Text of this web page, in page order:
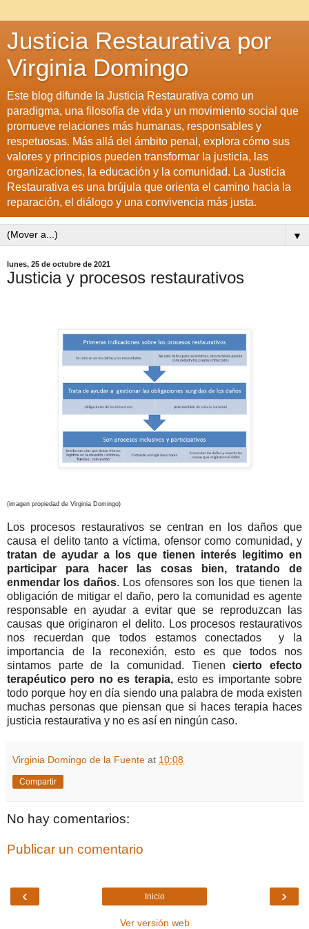
Justicia Restaurativa por
Virginia Domingo
Este blog difunde la Justicia Restaurativa como un
paradigma, una filosofía de vida y un movimiento social que
promueve relaciones más humanas, responsables y
respetuosas. Más allá del ámbito penal, explora cómo sus
valores y principios pueden transformar la justicia, las
organizaciones, la educación y la comunidad. La Justicia
Restaurativa es una brújula que orienta el camino hacia la
reparación, el diálogo y una convivencia más justa.
▼
lunes, 25 de octubre de 2021
Justicia y procesos restaurativos
(imagen propiedad de Virginia Domingo)
Los procesos restaurativos se centran en los daños que
causa el delito tanto a víctima, ofensor como comunidad, y
tratan de ayudar a los que tienen interés legitimo en
participar para hacer las cosas bien, tratando de
enmendar los daños. Los ofensores son los que tienen la
obligación de mitigar el daño, pero la comunidad es agente
responsable en ayudar a evitar que se reproduzcan las
causas que originaron el delito. Los procesos restaurativos
nos recuerdan que todos estamos conectados y la
importancia de la reconexión, esto es que todos nos
sintamos parte de la comunidad. Tienencierto efecto
terapéutico pero no es terapia,esto es importante sobre
todo porque hoy en día siendo una palabra de moda existen
muchas personas que piensan que si haces terapia haces
justicia restaurativa y no es así en ningún caso.
Virginia Domingo de la Fuente at 10:08
Compartir
No hay comentarios:
Publicar un comentario
‹ ›
Inicio
Ver versión web